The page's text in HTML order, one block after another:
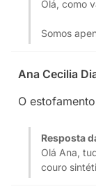
Olá, como
Ana Cecilia
O
Resposta
Olá Ana,
couro